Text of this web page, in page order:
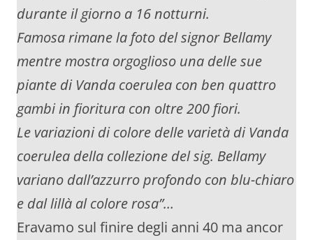
durante il giorno a 16 notturni.
Famosa rimane la foto del signor Bellamy
mentre mostra orgoglioso una delle sue
piante di Vanda coerulea con ben quattro
gambi in fioritura con oltre 200 fiori.
Le variazioni di colore delle varietà di Vanda
coerulea della collezione del sig. Bellamy
variano dall’azzurro profondo con blu-chiaro
e dal lillà al colore rosa”…
Eravamo sul finire degli anni 40 ma ancor